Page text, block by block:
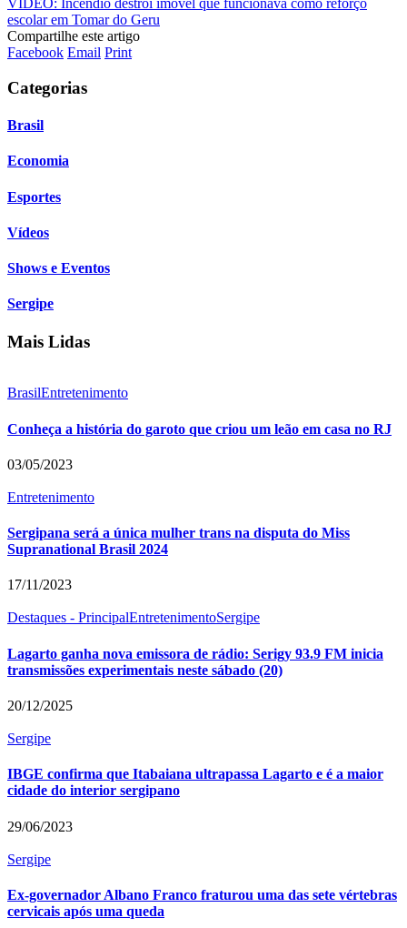
VÍDEO: Incêndio destrói imóvel que funcionava como reforço
escolar em Tomar do Geru
Compartilhe este artigo
Facebook Email Print
Categorias
Brasil
Economia
Esportes
Vídeos
Shows e Eventos
Sergipe
Mais Lidas
BrasilEntretenimento
Conheça a história do garoto que criou um leão em casa no RJ
03/05/2023
Entretenimento
Sergipana será a única mulher trans na disputa do Miss
Supranational Brasil 2024
17/11/2023
Destaques - PrincipalEntretenimentoSergipe
Lagarto ganha nova emissora de rádio: Serigy 93.9 FM inicia
transmissões experimentais neste sábado (20)
20/12/2025
Sergipe
IBGE confirma que Itabaiana ultrapassa Lagarto e é a maior
cidade do interior sergipano
29/06/2023
Sergipe
Ex-governador Albano Franco fraturou uma das sete vértebras
cervicais após uma queda